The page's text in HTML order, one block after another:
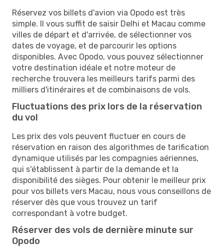
Réservez vos billets d'avion via Opodo est très
simple. Il vous suffit de saisir Delhi et Macau comme
villes de départ et d'arrivée, de sélectionner vos
dates de voyage, et de parcourir les options
disponibles. Avec Opodo, vous pouvez sélectionner
votre destination idéale et notre moteur de
recherche trouvera les meilleurs tarifs parmi des
milliers d'itinéraires et de combinaisons de vols.
Fluctuations des prix lors de la réservation
du vol
Les prix des vols peuvent fluctuer en cours de
réservation en raison des algorithmes de tarification
dynamique utilisés par les compagnies aériennes,
qui s'établissent à partir de la demande et la
disponibilité des sièges. Pour obtenir le meilleur prix
pour vos billets vers Macau, nous vous conseillons de
réserver dès que vous trouvez un tarif
correspondant à votre budget.
Réserver des vols de dernière minute sur
Opodo